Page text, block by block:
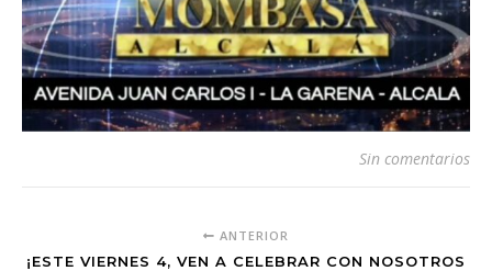
Sin comentarios
ANTERIOR
¡ESTE VIERNES 4, VEN A CELEBRAR CON NOSOTROS